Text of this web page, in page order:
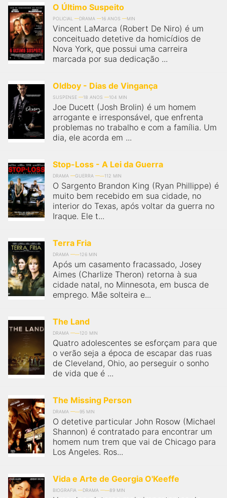
O Último Suspeito
POLICIAL DRAMA 16 ANOS MIN
Vincent LaMarca (Robert De Niro) é um
conceituado detetive da homicídios de
Nova York, que possui uma carreira
marcada por sua dedicação ...
Oldboy - Dias de Vingança
SUSPENSE 18 ANOS 104 MIN
Joe Ducett (Josh Brolin) é um homem
arrogante e irresponsável, que enfrenta
problemas no trabalho e com a família. Um
dia, ele acorda em ...
Stop-Loss - A Lei da Guerra
DRAMA GUERRA 112 MIN
O Sargento Brandon King (Ryan Phillippe) é
muito bem recebido em sua cidade, no
interior do Texas, após voltar da guerra no
Iraque. Ele t...
Terra Fria
DRAMA 126 MIN
Após um casamento fracassado, Josey
Aimes (Charlize Theron) retorna à sua
cidade natal, no Minnesota, em busca de
emprego. Mãe solteira e...
The Land
DRAMA 120 MIN
Quatro adolescentes se esforçam para que
o verão seja a época de escapar das ruas
de Cleveland, Ohio, ao perseguir o sonho
de vida que é ...
The Missing Person
DRAMA 95 MIN
O detetive particular John Rosow (Michael
Shannon) é contratado para encontrar um
homem num trem que vai de Chicago para
Los Angeles. Ros...
Vida e Arte de Georgia O'Keeffe
BIOGRAFIA DRAMA 89 MIN